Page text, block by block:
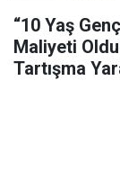
“10 Yaş
Maliyeti
Tartışma